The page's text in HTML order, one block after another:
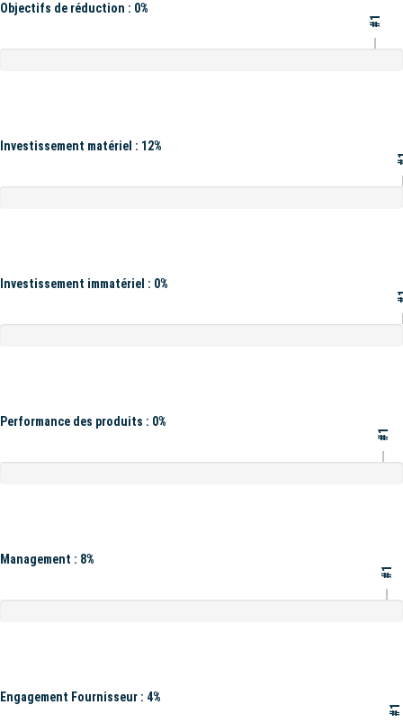
Objectifs de réduction : 0%
#1
Investissement matériel : 12%
Investissement immatériel : 0%
Performance des produits : 0%
#1
Management : 8%
#1
Engagement Fournisseur : 4%
#1